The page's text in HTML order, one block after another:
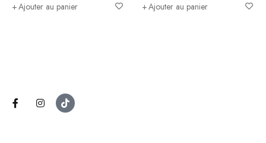
Ajouter au panier Ajouter au panier